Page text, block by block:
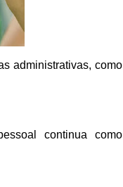
administrativas, como
continua como